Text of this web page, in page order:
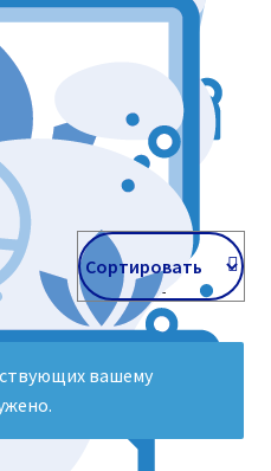
кожи лица
стимуляции
оборудование
Видеообучение
вашему